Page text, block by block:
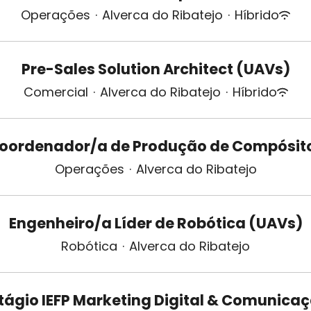
Operações · Alverca do Ribatejo · Híbrido
Pre-Sales Solution Architect (UAVs)
Comercial · Alverca do Ribatejo · Híbrido
a de Produção de
Operações · Alverca do Ribatejo
Engenheiro/a Líder de Robótica (UAVs)
Robótica · Alverca do Ribatejo
IEFP Marketing Digital &